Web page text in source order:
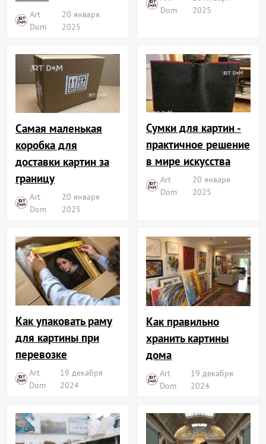
Art
Dom
20 января
2025
Dom
2025
Самая маленькая
коробка для
доставки картин за
границу
Art
Dom
20 января
2025
Сумки для картин -
практичное решение
в мире искусства
Art
Dom
20 января
2025
Как упаковать раму
для картины при
перевозке
Art
Dom
19 декабря
2024
Как правильно
хранить картины
дома
Art
Dom
19 декабря
2024